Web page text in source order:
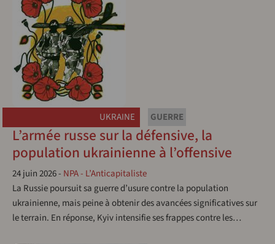
UKRAINE GUERRE
L’armée russe sur la défensive, la
population ukrainienne à l’offensive
24 juin 2026- NPA - L’Anticapitaliste
La Russie poursuit sa guerre d’usure contre la population
ukrainienne, mais peine à obtenir des avancées significatives sur
le terrain. En réponse, Kyiv intensifie ses frappes contre les…